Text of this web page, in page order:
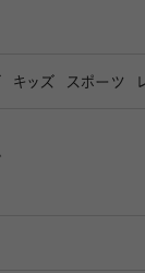
キッズ スポーツ